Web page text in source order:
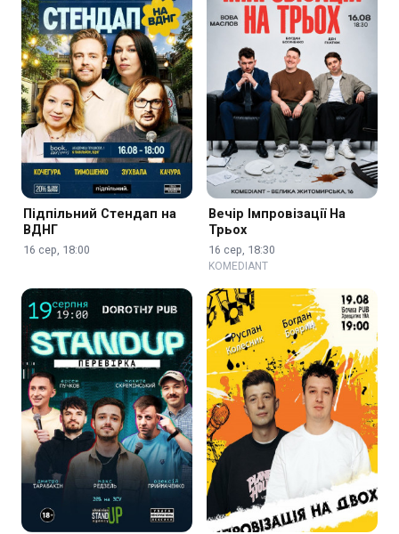
Підпільний Стендап на
ВДНГ
16 сер, 18:00
Вечір Імпровізації На
Трьох
16 сер, 18:30
KOMEDIANT